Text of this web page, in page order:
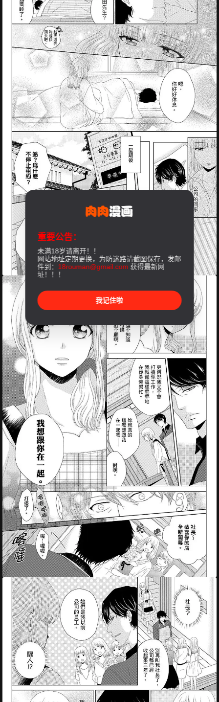
重要公告：
未满18岁请离开！！
网站地址定期更换，为防迷路请截图保存，发邮
件到： 18rouman@gmail.com 获得最新网
址！！！
我记住啦